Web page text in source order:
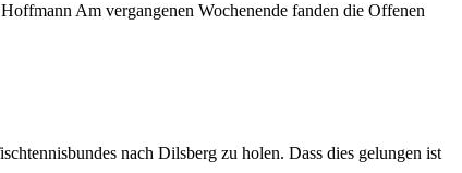
Am vergangenen Wochenende fanden die Offenen
nach Dilsberg zu holen. Dass dies gelungen ist